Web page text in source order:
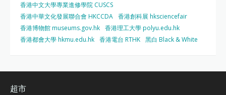
香港中文大學專業進修學院 CUSCS
香港中華文化發展聯合會 HKCCDA 香港創科展 hksciencefair
香港博物館 museums.gov.hk 香港理工大學 polyu.edu.hk
香港都會大學 hkmu.edu.hk 香港電台 RTHK 黑白 Black & White
超市